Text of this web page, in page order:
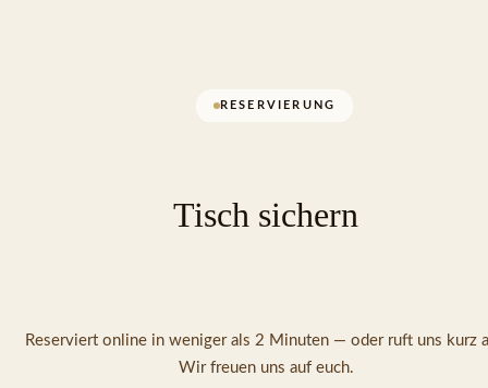
RESERVIERUNG
Tisch sichern
Reserviert online in weniger als 2 Minuten — oder ruft uns kurz
Wir freuen uns auf euch.